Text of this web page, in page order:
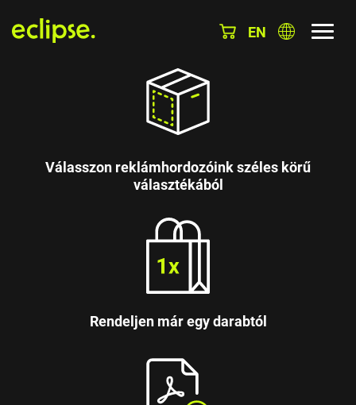
EN
Válasszon reklámhordozóink széles körű
választékából
Rendeljen már egy darabtól